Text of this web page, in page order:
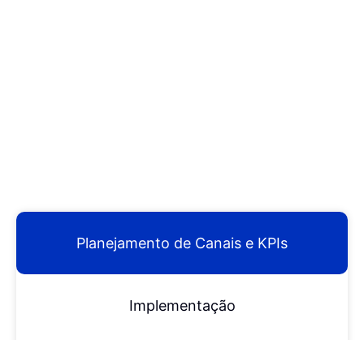
Planejamento de Canais e KPIs
Implementação